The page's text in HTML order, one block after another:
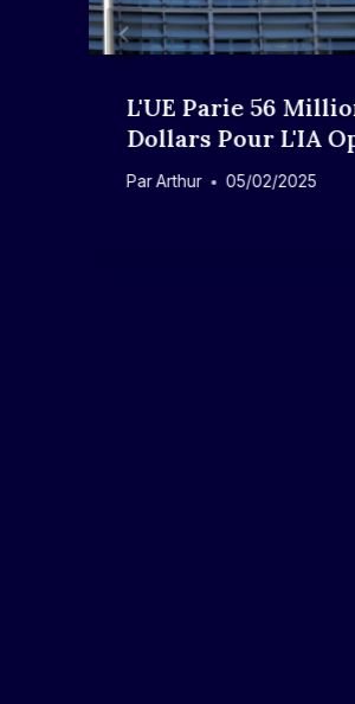
L'UE Parie 56
Dollars Pour L'IA
ParArthur 05/02/2025